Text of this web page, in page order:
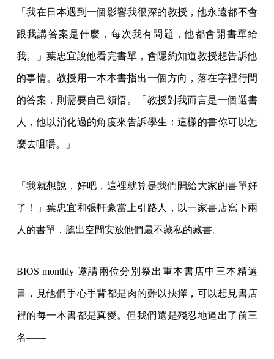
「我在日本遇到一個影響我很深的教授，他永遠都不會
跟我講答案是什麼，每次我有問題，他都會開書單給
我。」葉忠宜說他看完書單，會隱約知道教授想告訴他
的事情。教授用一本本書指出一個方向，落在字裡行間
的答案，則需要自己領悟。「教授對我而言是一個選書
人，他以消化過的角度來告訴學生：這樣的書你可以怎
麼去咀嚼。」
「我就想說，好吧，這裡就算是我們開給大家的書單好
了！」葉忠宜和張軒豪當上引路人，以一家書店寫下兩
人的書單，騰出空間安放他們最不藏私的藏書。
BIOS monthly 邀請兩位分別祭出重本書店中三本精選
書，見他們手心手背都是肉的難以抉擇，可以想見書店
裡的每一本書都是真愛。但我們還是殘忍地逼出了前三
名——